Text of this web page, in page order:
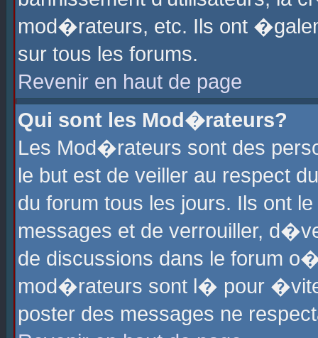
mod�rateurs, etc. Ils ont
sur tous les forums.
Revenir en haut de page
Qui sont les Mod�rateurs?
Les Mod�rateurs sont des
le but est de veiller au respect
du forum tous les jours. Ils ont
messages et de verrouiller,
de discussions dans le forum
mod�rateurs sont l� pour
poster des messages ne